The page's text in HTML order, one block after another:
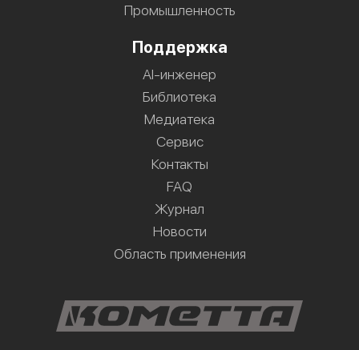
Промышленность
Поддержка
AI-инженер
Библиотека
Медиатека
Сервис
Контакты
FAQ
Журнал
Новости
Область применения